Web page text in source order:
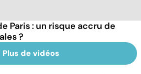
Paris : un risque accru de
?
Plus de vidéos